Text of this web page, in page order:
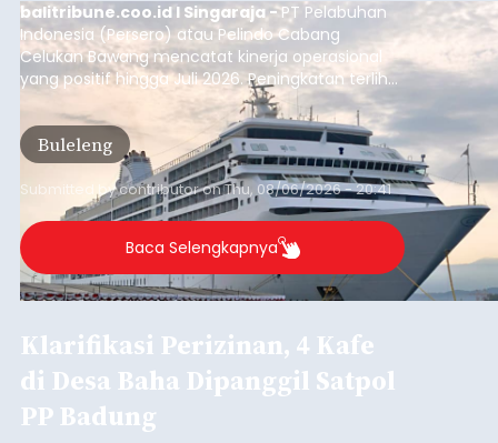
balitribune.coo.id I Singaraja -PT Pelabuhan
Indonesia (Persero) atau Pelindo Cabang
Celukan Bawang mencatat kinerja operasional
yang positif hingga Juli 2026. Peningkatan terlihat
dari arus kapal yang mencapai 1,48 juta Gross
Tonnage (GT), atau tumbuh 12,4 persen
dibandingkan periode yang sama tahun lalu
yang tercatat sebesar 1,32 juta GT.
Buleleng
Submitted bycontributoronThu, 08/06/2026 - 20:41
Baca Selengkapnya
Klarifikasi Perizinan, 4 Kafe
di Desa Baha Dipanggil Satpol
PP Badung